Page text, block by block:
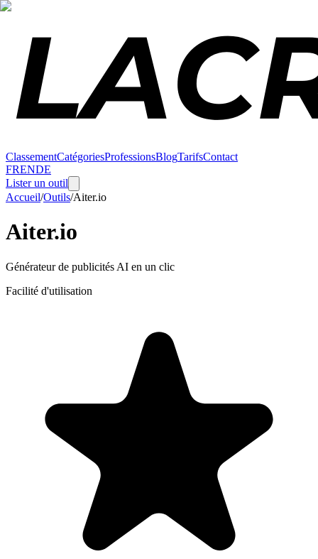
ClassementCatégoriesProfessionsBlogTarifsContact
FRENDE
Lister un outil
Accueil/Outils/Aiter.io
Aiter.io
Générateur de publicités AI en un clic
Facilité d'utilisation